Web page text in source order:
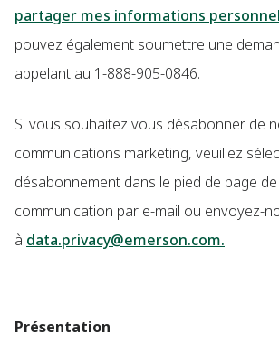
partager mes informations
pouvez également soumettre une
appelant au 1-888-905-0846.
Si vous souhaitez vous désabonner de
communications marketing, veuillez
désabonnement dans le pied de page
communication par e-mail ou envoyez-
à data.privacy@emerson.com.
Présentation